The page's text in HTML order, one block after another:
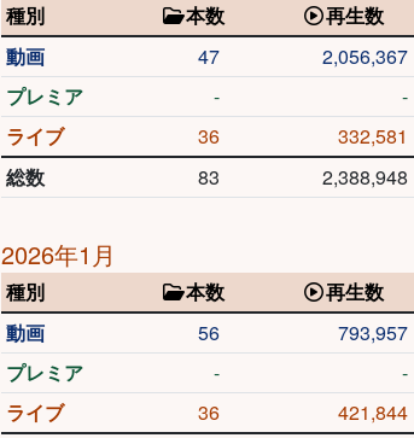
種別 本数
再生数
動画
47
2,056,367
プレミア
-
-
ライブ
36
332,581
総数
83 2,388,948
2026年1月
種別 本数
再生数
動画
56
793,957
プレミア
-
-
ライブ
36
421,844